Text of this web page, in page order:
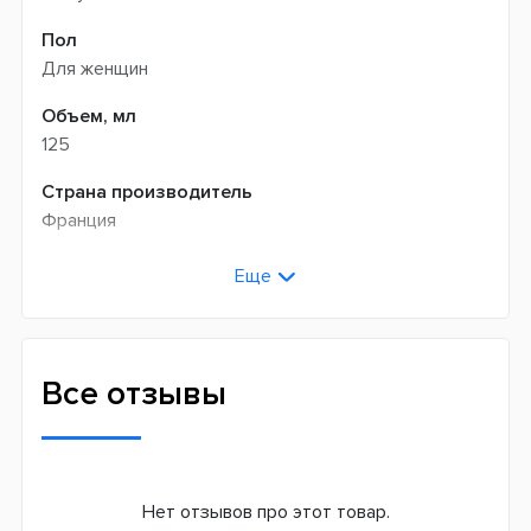
Пол
Для женщин
Объем, мл
125
Страна производитель
Франция
Еще
Все отзывы
Нет отзывов про этот товар.